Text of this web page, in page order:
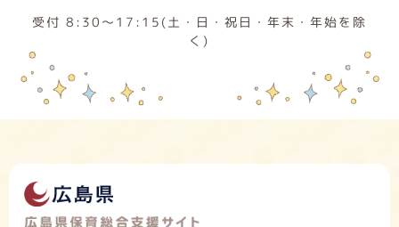
受付 8:30～17:15(土・日・祝日・年末・年始を除
く)